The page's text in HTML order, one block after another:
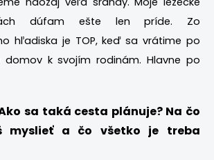
dúfam ešte len príde. Zo
hľadiska je TOP, keď sa vrátime po
domov k svojím rodinám. Hlavne po
sa taká cesta plánuje? Na čo
myslieť a čo všetko je treba